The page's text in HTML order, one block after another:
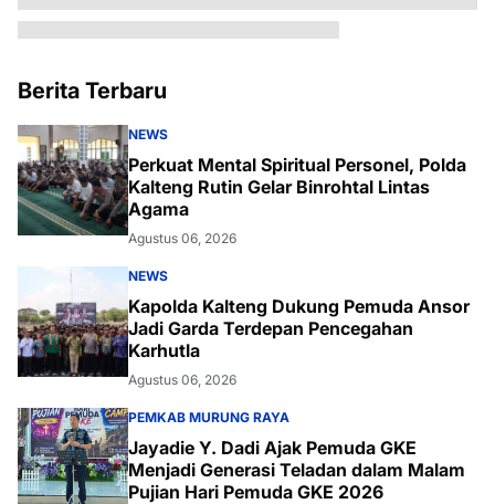
Berita Terbaru
NEWS
Perkuat Mental Spiritual Personel, Polda
Kalteng Rutin Gelar Binrohtal Lintas
Agama
Agustus 06, 2026
NEWS
Kapolda Kalteng Dukung Pemuda Ansor
Jadi Garda Terdepan Pencegahan
Karhutla
Agustus 06, 2026
PEMKAB MURUNG RAYA
Jayadie Y. Dadi Ajak Pemuda GKE
Menjadi Generasi Teladan dalam Malam
Pujian Hari Pemuda GKE 2026